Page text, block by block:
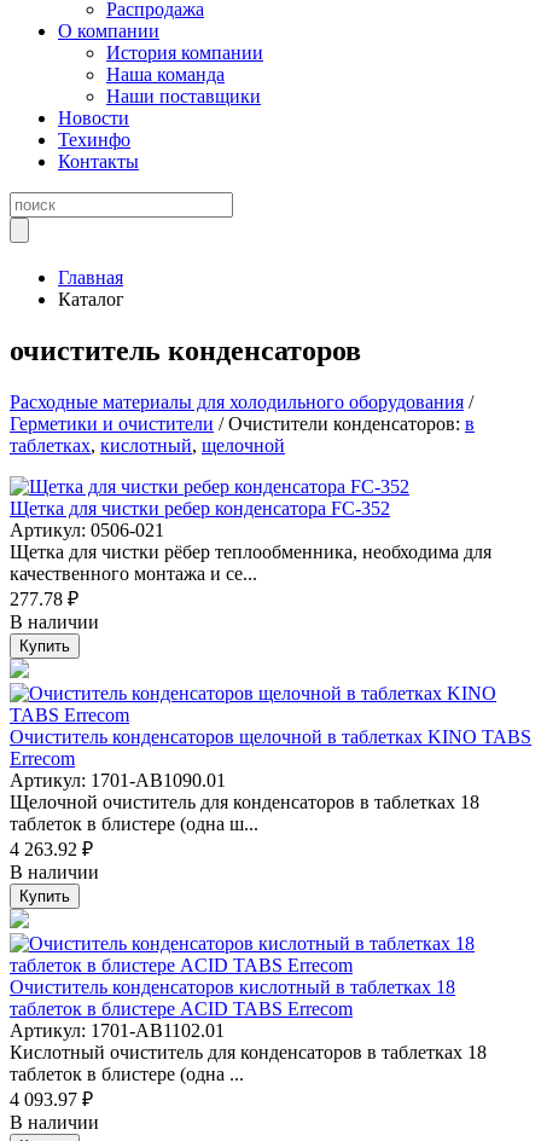
Распродажа
О компании
История компании
Наша команда
Наши поставщики
Новости
Техинфо
Контакты
Главная
Каталог
очиститель конденсаторов
Расходные материалы для холодильного оборудования /
Герметики и очистители / Очистители конденсаторов: в
таблетках, кислотный, щелочной
Щетка для чистки ребер конденсатора FC-352
Артикул: 0506-021
Щетка для чистки рёбер теплообменника, необходима для
качественного монтажа и се...
277.78 ₽
В наличии
Купить
Очиститель конденсаторов щелочной в таблетках KINO TABS
Errecom
Артикул: 1701-AB1090.01
Щелочной очиститель для конденсаторов в таблетках 18
таблеток в блистере (одна ш...
4 263.92 ₽
В наличии
Купить
Очиститель конденсаторов кислотный в таблетках 18
таблеток в блистере ACID TABS Errecom
Артикул: 1701-AB1102.01
Кислотный очиститель для конденсаторов в таблетках 18
таблеток в блистере (одна ...
4 093.97 ₽
В наличии